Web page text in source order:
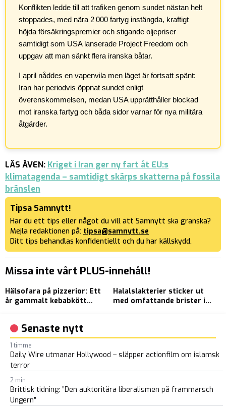
Konflikten ledde till att trafiken genom sundet nästan helt
stoppades, med nära 2 000 fartyg instängda, kraftigt
höjda försäkringspremier och stigande oljepriser
samtidigt som USA lanserade Project Freedom och
uppgav att man sänkt flera iranska båtar.
I april nåddes en vapenvila men läget är fortsatt spänt:
Iran har periodvis öppnat sundet enligt
överenskommelsen, medan USA upprätthåller blockad
mot iranska fartyg och båda sidor varnar för nya militära
åtgärder.
LÄS ÄVEN: Kriget i Iran ger ny fart åt EU:s
klimatagenda – samtidigt skärps skatterna på fossila
bränslen
Tipsa Samnytt!
Har du ett tips eller något du vill att Samnytt ska granska?
Mejla redaktionen på: tipsa@samnytt.se
Ditt tips behandlas konfidentiellt och du har källskydd.
Missa inte vårt PLUS-innehåll!
Hälsofara på pizzerior: Ett
år gammalt kebabkött
Halalslakterier sticker ut
med omfattande brister i
Senaste nytt
1 timme
Daily Wire utmanar Hollywood – släpper actionfilm om islamsk
terror
2 min
Brittisk tidning: ”Den auktoritära liberalismen på frammarsch
Ungern”